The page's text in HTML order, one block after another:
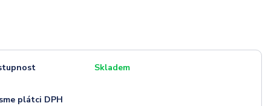
Skladem
plátci DPH